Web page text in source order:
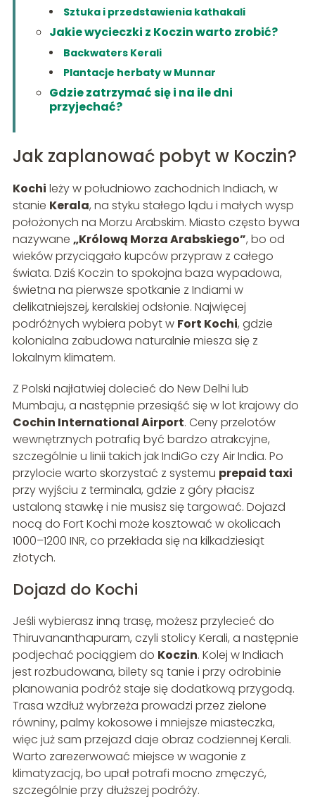
Sztuka i przedstawienia kathakali
Jakie wycieczki z Koczin warto zrobić?
Backwaters Kerali
Plantacje herbaty w Munnar
Gdzie zatrzymać się i na ile dni
przyjechać?
Jak zaplanować pobyt w Koczin?
Kochi leży w południowo zachodnich Indiach, w
stanie Kerala, na styku stałego lądu i małych wysp
położonych na Morzu Arabskim. Miasto często bywa
nazywane „Królową Morza Arabskiego”, bo od
wieków przyciągało kupców przypraw z całego
świata. Dziś Koczin to spokojna baza wypadowa,
świetna na pierwsze spotkanie z Indiami w
delikatniejszej, keralskiej odsłonie. Najwięcej
podróżnych wybiera pobyt w Fort Kochi, gdzie
kolonialna zabudowa naturalnie miesza się z
lokalnym klimatem.
Z Polski najłatwiej dolecieć do New Delhi lub
Mumbaju, a następnie przesiąść się w lot krajowy do
Cochin International Airport. Ceny przelotów
wewnętrznych potrafią być bardzo atrakcyjne,
szczególnie u linii takich jak IndiGo czy Air India. Po
przylocie warto skorzystać z systemu prepaid taxi
przy wyjściu z terminala, gdzie z góry płacisz
ustaloną stawkę i nie musisz się targować. Dojazd
nocą do Fort Kochi może kosztować w okolicach
1000–1200 INR, co przekłada się na kilkadziesiąt
złotych.
Dojazd do Kochi
Jeśli wybierasz inną trasę, możesz przylecieć do
Thiruvananthapuram, czyli stolicy Kerali, a następnie
podjechać pociągiem do Koczin. Kolej w Indiach
jest rozbudowana, bilety są tanie i przy odrobinie
planowania podróż staje się dodatkową przygodą.
Trasa wzdłuż wybrzeża prowadzi przez zielone
równiny, palmy kokosowe i mniejsze miasteczka,
więc już sam przejazd daje obraz codziennej Kerali.
Warto zarezerwować miejsce w wagonie z
klimatyzacją, bo upał potrafi mocno zmęczyć,
szczególnie przy dłuższej podróży.